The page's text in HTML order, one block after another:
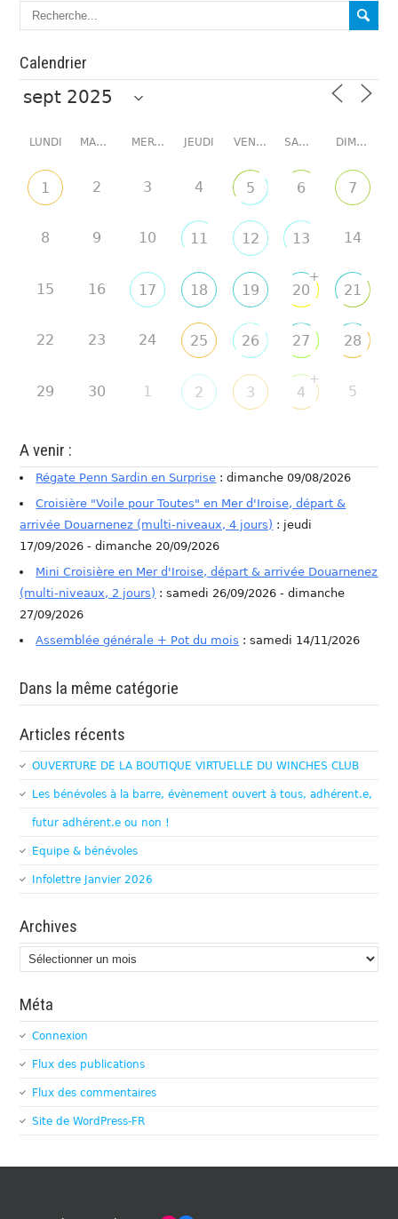
Calendrier
LUNDI MARDI MERCREDI JEUDI VENDREDI SAMEDI DIMANCHE
1 2 3 4 5 6 7
8 9 10 11 12 13 14
15 16 17 18 19 20
+
21
22 23 24 25 26 27 28
29 30 1 2 3 4
+
5
A venir :
Régate Penn Sardin en Surprise : dimanche 09/08/2026
Croisière "Voile pour Toutes" en Mer d'Iroise, départ &
arrivée Douarnenez (multi-niveaux, 4 jours) : jeudi
17/09/2026 - dimanche 20/09/2026
Mini Croisière en Mer d'Iroise, départ & arrivée Douarnenez
(multi-niveaux, 2 jours) : samedi 26/09/2026 - dimanche
27/09/2026
Assemblée générale + Pot du mois : samedi 14/11/2026
Dans la même catégorie
Articles récents
OUVERTURE DE LA BOUTIQUE VIRTUELLE DU WINCHES CLUB
Les bénévoles à la barre, évènement ouvert à tous, adhérent.e,
futur adhérent.e ou non !
Equipe & bénévoles
Infolettre Janvier 2026
Archives
Archives
Méta
Connexion
Flux des publications
Flux des commentaires
Site de WordPress-FR